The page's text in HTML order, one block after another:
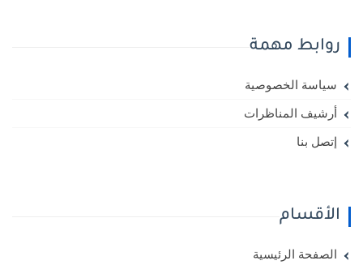
روابط مهمة
سياسة الخصوصية
أرشيف المناظرات
إتصل بنا
الأقسام
الصفحة الرئيسية